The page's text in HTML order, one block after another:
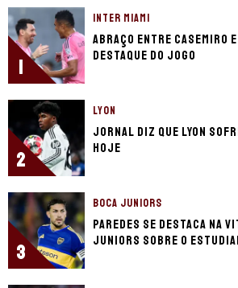
1
INTER MIAMI
Abraço entre Casemiro
destaque do jogo
2
LYON
Jornal diz que Lyon
hoje
3
BOCA JUNIORS
Paredes se destaca na
Juniors sobre o